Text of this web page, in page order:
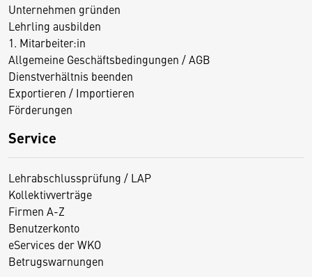
Unternehmen gründen
Lehrling ausbilden
1. Mitarbeiter:in
Allgemeine Geschäftsbedingungen / AGB
Dienstverhältnis beenden
Exportieren / Importieren
Förderungen
Service
Lehrabschlussprüfung / LAP
Kollektivverträge
Firmen A-Z
Benutzerkonto
eServices der WKO
Betrugswarnungen